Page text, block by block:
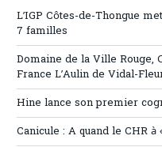
L’IGP Côtes-de-Thongue
7 familles
Domaine de la Ville Rouge,
France L’Aulin de Vidal-
Hine lance son premier
Canicule : A quand le CHR à